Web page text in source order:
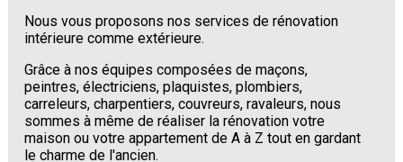
Nous vous proposons nos services de rénovation
intérieure comme extérieure.
Grâce à nos équipes composées de maçons,
peintres, électriciens, plaquistes, plombiers,
carreleurs, charpentiers, couvreurs, ravaleurs, nous
sommes à même de réaliser la rénovation votre
maison ou votre appartement de A à Z tout en gardant
le charme de l'ancien.